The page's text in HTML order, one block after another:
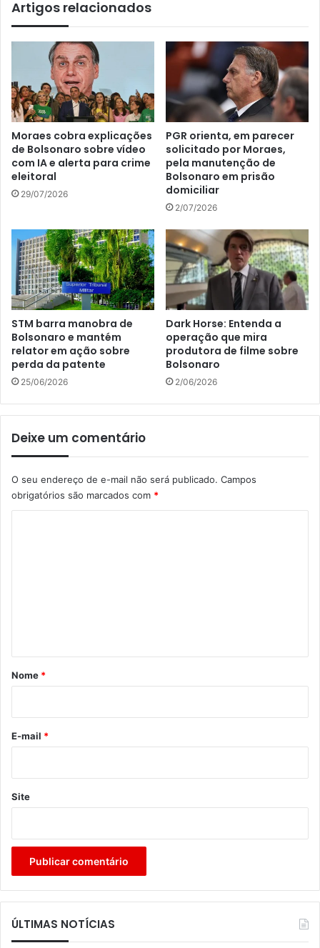
Artigos relacionados
Moraes cobra explicações
de Bolsonaro sobre vídeo
com IA e alerta para crime
eleitoral
29/07/2026
PGR orienta, em parecer
solicitado por Moraes,
pela manutenção de
Bolsonaro em prisão
domiciliar
2/07/2026
STM barra manobra de
Bolsonaro e mantém
relator em ação sobre
perda da patente
25/06/2026
Dark Horse: Entenda a
operação que mira
produtora de filme sobre
Bolsonaro
2/06/2026
Deixe um comentário
O seu endereço de e-mail não será publicado. Campos
obrigatórios são marcados com *
r
*
Nome *
E-mail *
Site
ÚLTIMAS NOTÍCIAS